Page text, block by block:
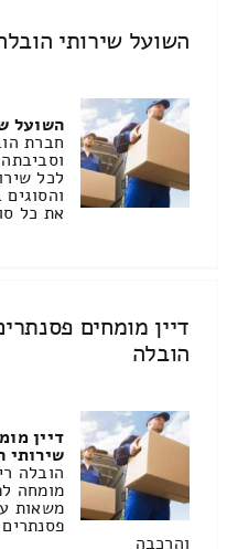
השועל שירותי
השועל
חברת
לכל
את כל
דיין מומחים
הובלה
דיין
שירותי
הובלה
מומחה
משאות
והרכבה